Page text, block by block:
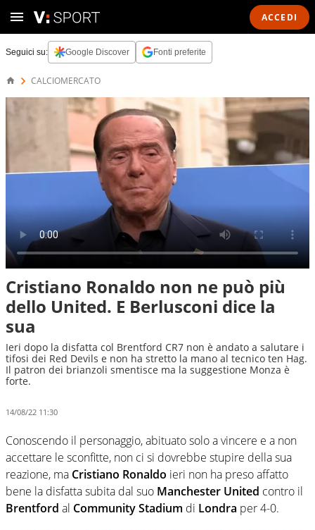
ACCEDI
Seguici su: Google Discover Fonti preferite
CALCIOMERCATO
Cristiano Ronaldo non ne può più
dello United. E Berlusconi dice la
sua
Ieri dopo la disfatta col Brentford CR7 non è andato a salutare i
tifosi dei Red Devils e non ha stretto la mano al tecnico ten Hag.
Il patron dei brianzoli smentisce ma la suggestione Monza è
forte.
14/08/22 11:30
Conoscendo il personaggio, abituato solo a vincere e a non
accettare le sconfitte, non ci si dovrebbe stupire della sua
reazione, ma Cristiano Ronaldo ieri non ha preso affatto
bene la disfatta subita dal suo Manchester United contro il
Brentford al Community Stadium di Londra per 4-0.